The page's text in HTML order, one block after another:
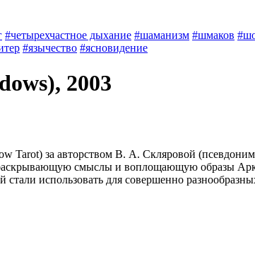
#четырехчастное дыхание #шаманизм #шмаков
#язычество #ясновидение
2003
Tarot) за авторством В. А. Скляровой
раскрывающую смыслы и воплощающую образы
использовать для совершенно